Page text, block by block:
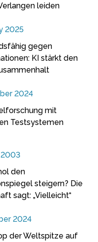
leiden
2025
gegen
KI stärkt den
2024
mit
Testsystemen
2003
den
steigern? Die
sagt: „Vielleicht“
2024
der Weltspitze auf